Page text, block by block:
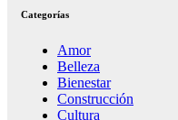
Categorías
Amor
Belleza
Bienestar
Construcción
Cultura